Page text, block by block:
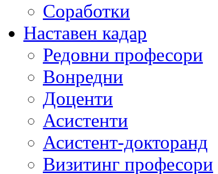
Соработки
Наставен кадар
Редовни професори
Вонредни
Доценти
Асистенти
Асистент-докторанд
Визитинг професори